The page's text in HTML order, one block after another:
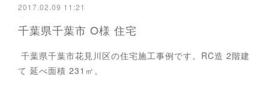
2017.02.09 11:21
千葉県千葉市 O様 住宅
千葉県千葉市花見川区の住宅施工事例です。RC造 2階建
て 延べ面積 231㎡。